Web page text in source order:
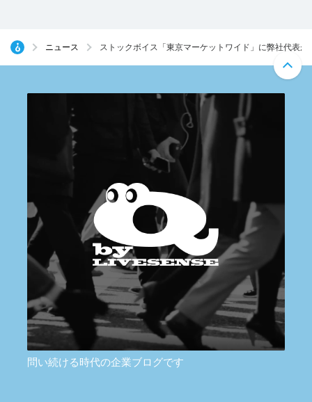
ニュース ストックボイス「東京マーケットワイド」に弊社代表が
問い続ける時代の企業ブログです